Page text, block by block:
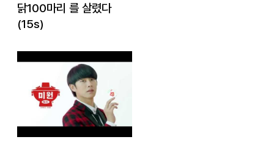
🛒 미니미원은 한정수량 출시로 10월 22일 부터
있습니다.
제품명: 감칠맛미원 ㅣ 업소명: 대상(주) 군산공장
닭100마리 를 살렸다
(15s)